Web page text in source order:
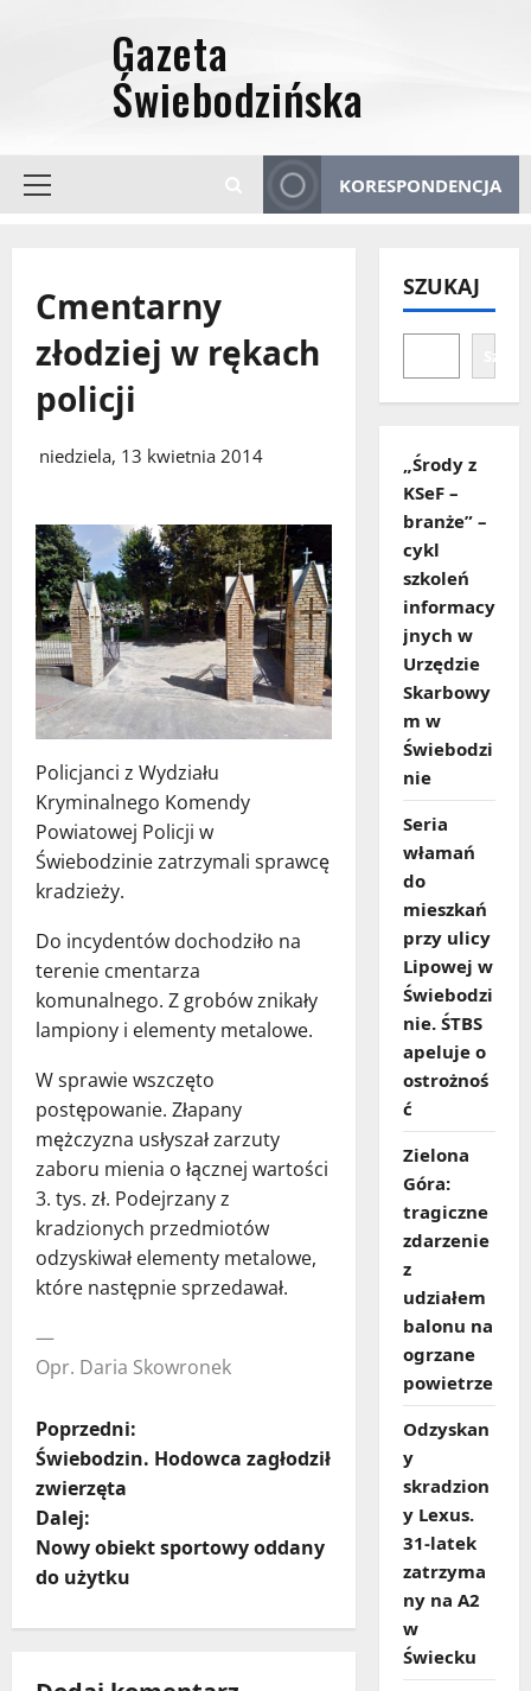
Menu
KORESPONDENCJA
Cmentarny
złodziej w rękach
policji
niedziela, 13 kwietnia 2014
Policjanci z Wydziału
Kryminalnego Komendy
Powiatowej Policji w
Świebodzinie zatrzymali sprawcę
kradzieży.
Do incydentów dochodziło na
terenie cmentarza
komunalnego. Z grobów znikały
lampiony i elementy metalowe.
W sprawie wszczęto
postępowanie. Złapany
mężczyzna usłyszał zarzuty
zaboru mienia o łącznej wartości
3. tys. zł. Podejrzany z
kradzionych przedmiotów
odzyskiwał elementy metalowe,
które następnie sprzedawał.
—
Opr. Daria Skowronek
Z
o
b
a
c
Poprzedni:
Świebodzin. Hodowca zagłodził
zwierzęta
Dalej:
Nowy obiekt sportowy oddany
do użytku
SZUKAJ
„Środy z
KSeF –
branże” –
cykl
szkoleń
informacy
jnych w
Urzędzie
Skarbowy
m w
Świebodzi
nie
Seria
włamań
do
mieszkań
przy ulicy
Lipowej w
Świebodzi
nie. ŚTBS
apeluje o
ostrożnoś
ć
Zielona
Góra:
tragiczne
zdarzenie
z
udziałem
balonu na
ogrzane
powietrze
Odzyskan
y
skradzion
y Lexus.
31‑latek
zatrzyma
ny na A2
w
Świecku